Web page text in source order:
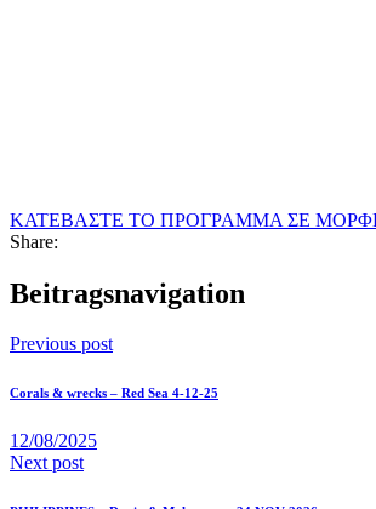
ΚΑΤΕΒΑΣΤΕ ΤΟ ΠΡΟΓΡΑΜΜΑ ΣΕ
Share:
Beitragsnavigation
Previous post
Corals & wrecks – Red Sea 4-12-25
12/08/2025
Next post